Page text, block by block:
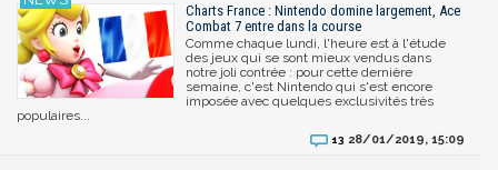
Charts France : Nintendo domine largement, Ace
Combat 7 entre dans la course
Comme chaque lundi, l'heure est à l'étude
des jeux qui se sont mieux vendus dans
notre joli contrée : pour cette dernière
semaine, c'est Nintendo qui s'est encore
imposée avec quelques exclusivités très
populaires...
13 28/01/2019, 15:09